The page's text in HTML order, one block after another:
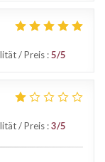
/ Preis :5/5
/ Preis :3/5